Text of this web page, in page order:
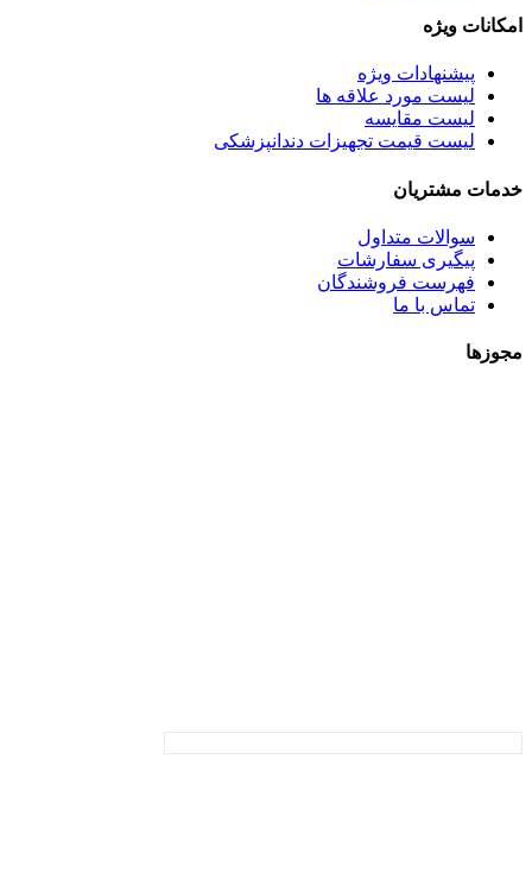
امکانات ویژه
پیشنهادات ویژه
لیست مورد علاقه ها
لیست مقایسه
لیست قیمت تجهیزات دندانپزشکی
خدمات مشتریان
سوالات متداول
پیگیری سفارشات
فهرست فروشندگان
تماس با ما
مجوزها